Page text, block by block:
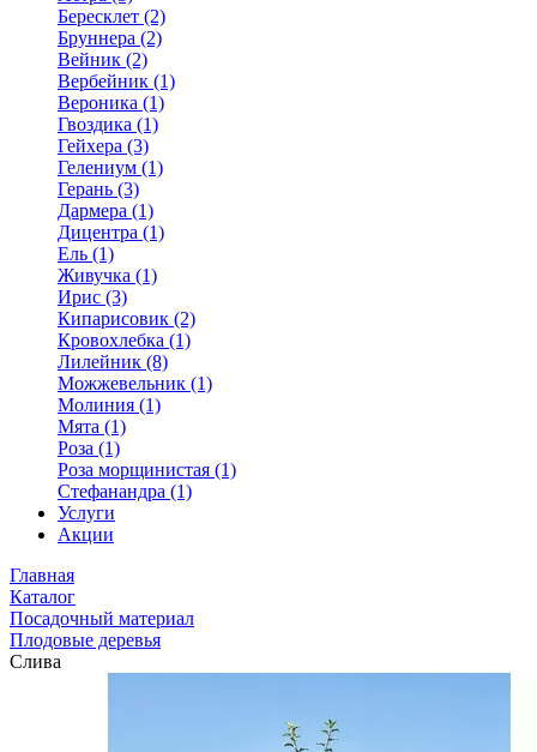
Бересклет (2)
Бруннера (2)
Вейник (2)
Вербейник (1)
Вероника (1)
Гвоздика (1)
Гейхера (3)
Гелениум (1)
Герань (3)
Дармера (1)
Дицентра (1)
Ель (1)
Живучка (1)
Ирис (3)
Кипарисовик (2)
Кровохлебка (1)
Лилейник (8)
Можжевельник (1)
Молиния (1)
Мята (1)
Роза (1)
Роза морщинистая (1)
Стефанандра (1)
Услуги
Акции
Главная
Каталог
Посадочный материал
Плодовые деревья
Слива